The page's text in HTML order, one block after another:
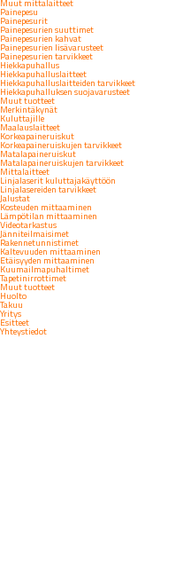
Painepesu
Painepesurit
Painepesurien suuttimet
Painepesurien kahvat
Painepesurien lisävarusteet
Painepesurien tarvikkeet
Hiekkapuhallus
Hiekkapuhalluslaitteet
Hiekkapuhalluslaitteiden tarvikkeet
Hiekkapuhalluksen suojavarusteet
Muut tuotteet
Merkintäkynät
Kuluttajille
Maalauslaitteet
Korkeapaineruiskut
Korkeapaineruiskujen tarvikkeet
Matalapaineruiskut
Matalapaineruiskujen tarvikkeet
Mittalaitteet
Linjalaserit kuluttajakäyttöön
Linjalasereiden tarvikkeet
Jalustat
Kosteuden mittaaminen
Lämpötilan mittaaminen
Videotarkastus
Jänniteilmaisimet
Rakennetunnistimet
Kaltevuuden mittaaminen
Etäisyyden mittaaminen
Kuumailmapuhaltimet
Tapetinirrottimet
Muut tuotteet
Huolto
Takuu
Yritys
Esitteet
Yhteystiedot